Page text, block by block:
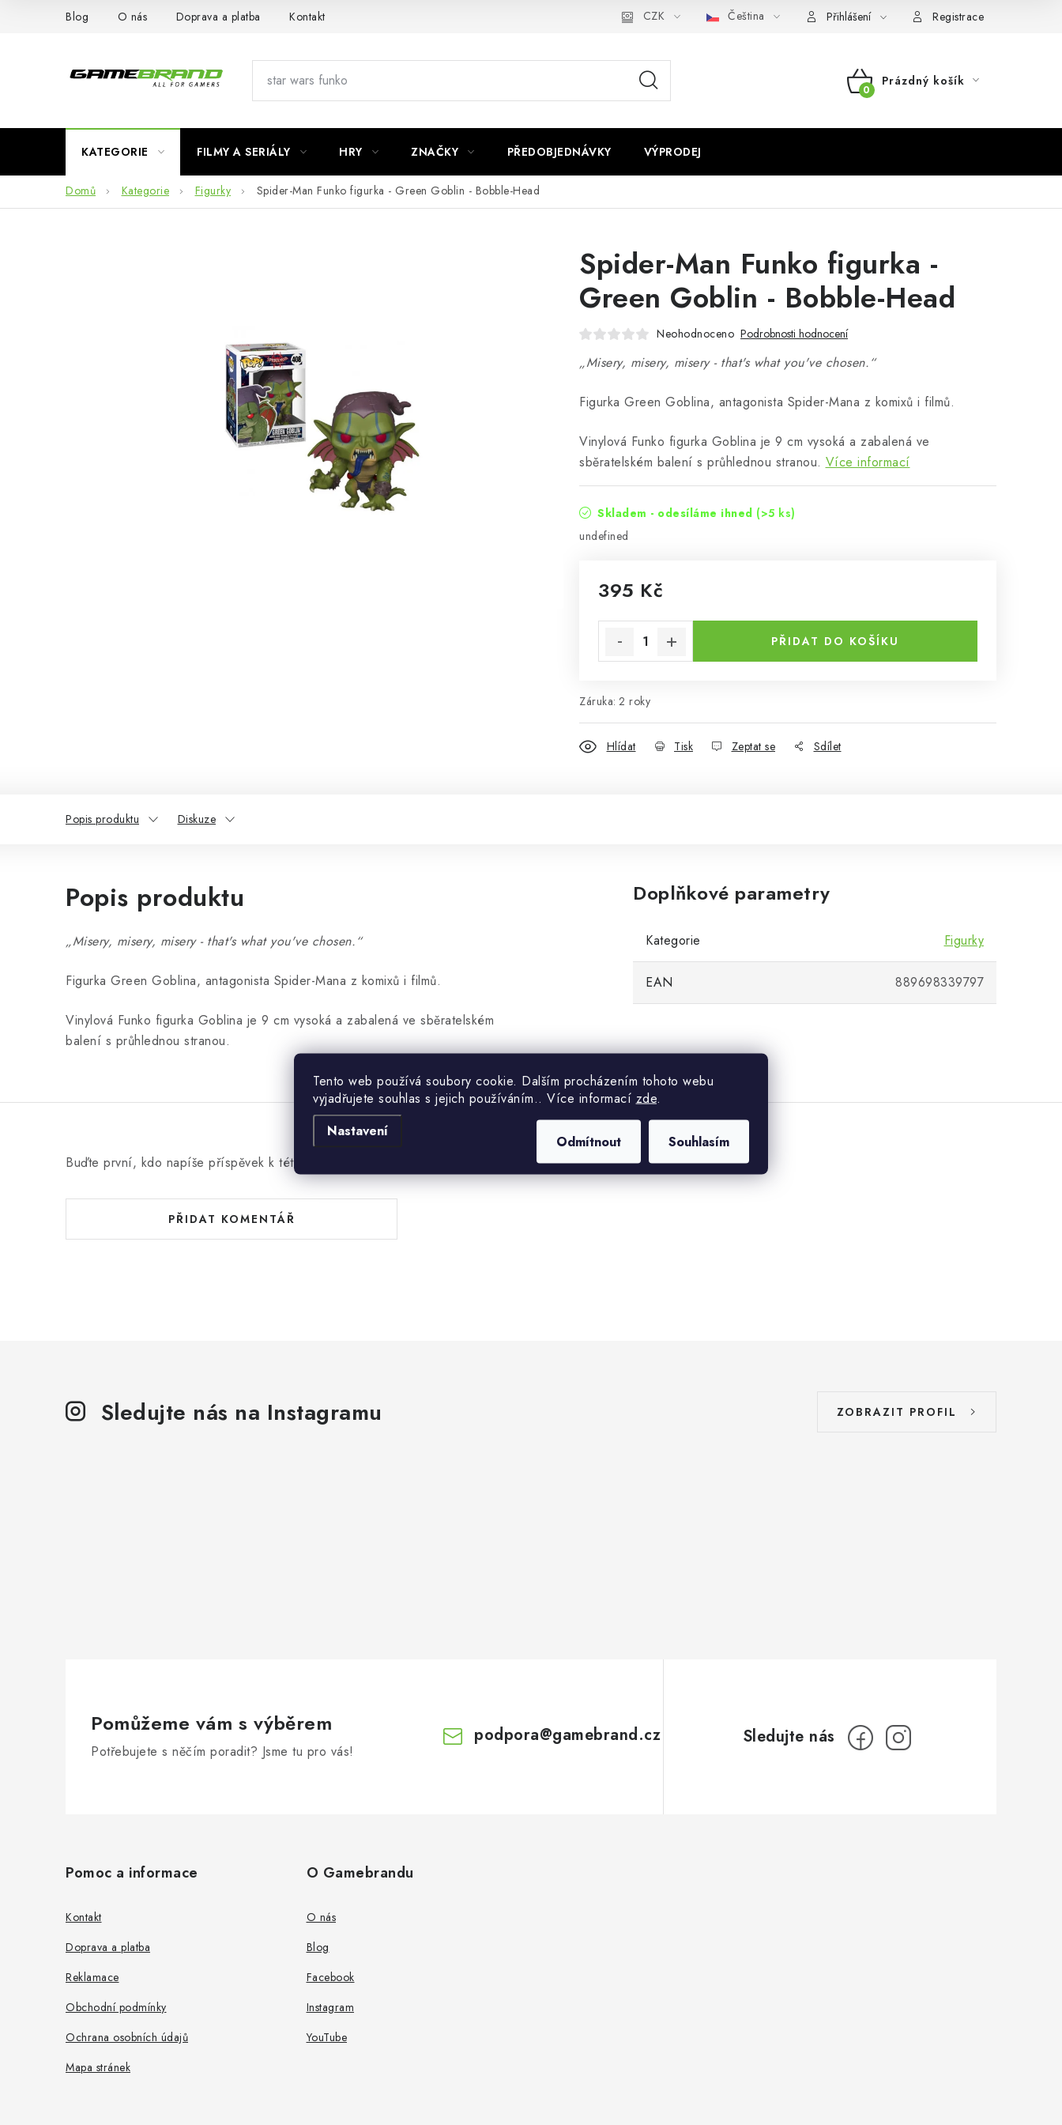
Tento web používá soubory cookie. Dalším procházením tohoto webu
vyjadřujete souhlas s jejich používáním.. Více informací zde.
Nastavení
Odmítnout Souhlasím
Blog O nás Doprava a platba Kontakt CZK Čeština Přihlášení Registrace
NÁKUPNÍ
Prázdný košík
KATEGORIE FILMY A SERIÁLY HRY ZNAČKY PŘEDOBJEDNÁVKY VÝPRODEJ
Domů Kategorie Figurky Spider-Man Funko figurka - Green Goblin - Bobble-Head
Spider-Man Funko figurka -
Green Goblin - Bobble-Head
Neohodnoceno Podrobnosti hodnocení
„Misery, misery, misery - that's what you've chosen.“
Figurka Green Goblina, antagonista Spider-Mana z komixů i filmů.
Vinylová Funko figurka Goblina je 9 cm vysoká a zabalená ve
sběratelském balení s průhlednou stranou. Více informací
Skladem - odesíláme ihned (>5 ks)
undefined
395 Kč
PŘIDAT DO KOŠÍKU
Záruka: 2 roky
Tisk Zeptat se
Hlídat Sdílet
Popis produktu Diskuze
Popis produktu
„Misery, misery, misery - that's what you've chosen.“
Figurka Green Goblina, antagonista Spider-Mana z komixů i filmů.
Vinylová Funko figurka Goblina je 9 cm vysoká a zabalená ve sběratelském
balení s průhlednou stranou.
Doplňkové parametry
Kategorie Figurky
EAN 889698339797
Buďte první, kdo napíše příspěvek k této položce.
PŘIDAT KOMENTÁŘ
Sledujte nás na Instagramu ZOBRAZIT PROFIL
Pomůžeme vám s výběrem
Potřebujete s něčím poradit? Jsme tu pro vás!
podpora@gamebrand.cz
Pomoc a informace
Kontakt
Doprava a platba
Reklamace
Obchodní podmínky
Ochrana osobních údajů
Mapa stránek
O Gamebrandu
O nás
Blog
Facebook
Instagram
YouTube